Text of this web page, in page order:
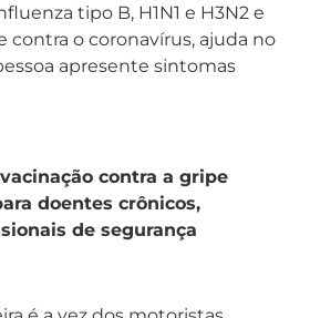
tipo B, H1N1 e H3N2 e
contra o coronavírus, ajuda no
apresente sintomas
contra a gripe
doentes crônicos,
de segurança